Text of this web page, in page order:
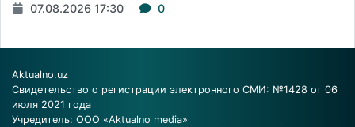
07.08.2026 17:30 0
Aktualno.uz
Свидетельство о регистрации электронного СМИ: №1428 от 06
июля 2021 года
Учредитель: ООО «Aktualno media»